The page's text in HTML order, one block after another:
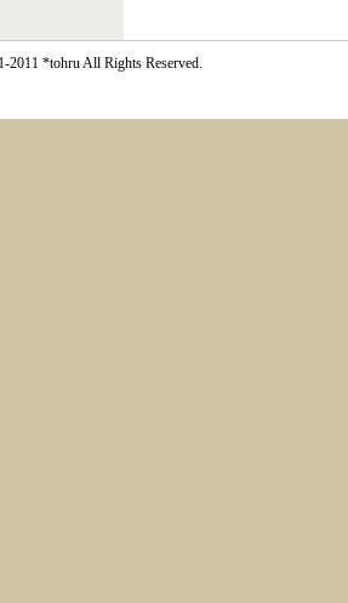
2011 *tohru All Rights Reserved.